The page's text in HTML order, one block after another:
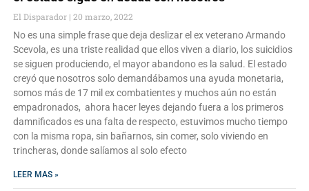
El Disparador 20 marzo, 2022
No es una simple frase que deja deslizar el ex veterano Armando
Scevola, es una triste realidad que ellos viven a diario, los suicidios
se siguen produciendo, el mayor abandono es la salud. El estado
creyó que nosotros solo demandábamos una ayuda monetaria,
somos más de 17 mil ex combatientes y muchos aún no están
empadronados, ahora hacer leyes dejando fuera a los primeros
damnificados es una falta de respecto, estuvimos mucho tiempo
con la misma ropa, sin bañarnos, sin comer, solo viviendo en
trincheras, donde salíamos al solo efecto
LEER MAS »